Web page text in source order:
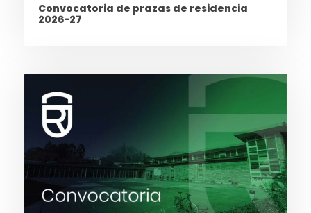
Convocatoria de prazas de residencia
2026-27